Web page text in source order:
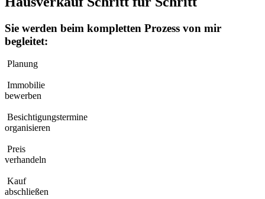
Sie werden beim kompletten Prozess von mir
begleitet:
Planung
Immobilie
bewerben
Besichtigungstermine
organisieren
Preis
verhandeln
Kauf
abschließen